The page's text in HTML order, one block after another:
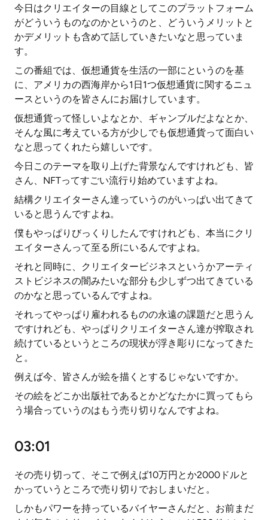
今日はクリエイターの目線としてこのプラットフォーム
がどういうものなのかというのと、どういうメリットと
かデメリットも含めて話していきたいなと思っていま
す。
この番組では、仮想通貨を生活の一部にというのを基
に、アメリカの西海岸から1日1つ仮想通貨に関するニュ
ースというのを皆さんにお届けしています。
仮想通貨って怪しいよなとか、ギャンブルだよなとか、
そんな風に考えている方が少しでも仮想通貨って面白い
なと思ってくれたら嬉しいです。
今日このテーマを取り上げた背景なんですけれども、皆
さん、NFTってすごい流行り始めていますよね。
結構クリエイターさん達っていうのがいっぱい出てきて
いると思うんですよね。
僕もやっぱりびっくりしたんですけれども、本当にクリ
エイターさんって至る所にいるんですよね。
それと同時に、クリエイタービジネスというかアーティ
ストビジネスの闇みたいな部分も少しずつ出てきている
のかなと思っているんですよね。
それってやっぱり雇われるものの永遠の課題だと思うん
ですけれども、やっぱりクリエイターさん達が搾取され
続けているというところの現状が浮き彫りになってきた
と。
例えば今、皆さんが絵を描くとするじゃないですか。
その絵をどこか出版社であるとかどなたかに買ってもら
う場合っていうのはもう売り切りなんですよね。
03:01
その売り切って、そこで例えば10万円とか2000ドルと
かっていうところで売り切りでおしまいだと。
しかもパワーを持っているバイヤーさんだと、お前まだ